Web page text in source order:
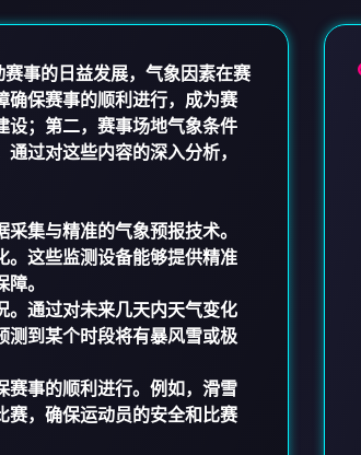
事的日益发展，气象因素在赛
确保赛事的顺利进行，成为赛
设；第二，赛事场地气象条件
过对这些内容的深入分析，
集与精准的气象预报技术。
。这些监测设备能够提供精准
。
。通过对未来几天内天气变化
测到某个时段将有暴风雪或极
赛事的顺利进行。例如，滑雪
赛，确保运动员的安全和比赛